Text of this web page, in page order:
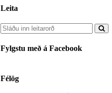
Leita
Fylgstu með á Facebook
Félög